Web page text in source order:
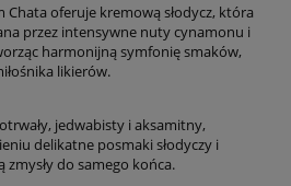
oferuje kremową słodycz, która
przez intensywne nuty cynamonu i
harmonijną symfonię smaków,
likierów.
jedwabisty i aksamitny,
delikatne posmaki słodyczy i
do samego końca.